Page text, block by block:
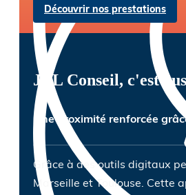
Découvrir nos prestations
JBL Conseil, c'est
Une proximité renforcée
Grâce à des outils digitaux
Marseille et Toulouse. Cette